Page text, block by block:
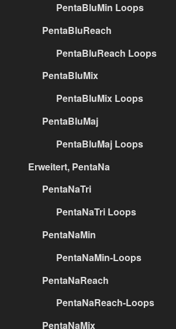
PentaBluMin Loops
PentaBluReach
PentaBluReach Loops
PentaBluMix
PentaBluMix Loops
PentaBluMaj
PentaBluMaj Loops
Erweitert, PentaNa
PentaNaTri
PentaNaTri Loops
PentaNaMin
PentaNaMin-Loops
PentaNaReach
PentaNaReach-Loops
PentaNaMix